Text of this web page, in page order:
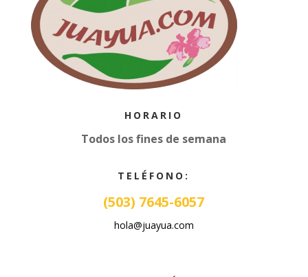
HORARIO
Todos los fines de semana
TELÉFONO:
(503) 7645-6057
hola@juayua.com